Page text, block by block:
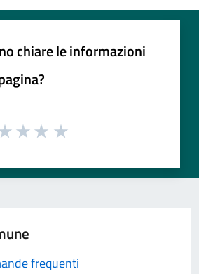
chiare le informazioni
frequenti